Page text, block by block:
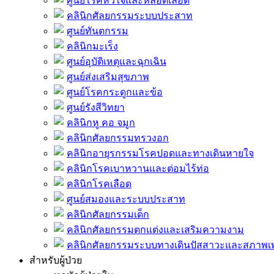
คลินิกศัลยกรรมระบบประสาท
ศูนย์ทันตกรรม
คลินิกมะเร็ง
ศูนย์อุบัติเหตุและฉุกเฉิน
ศูนย์ส่งเสริมสุขภาพ
ศูนย์โรคกระดูกและข้อ
ศูนย์รังสีวิทยา
คลินิกหู คอ จมูก
คลินิกศัลยกรรมทรวงอก
คลินิกอายุรกรรมโรคปอดและทางเดินหายใจ
คลินิกโรคเบาหวานและต่อมไร้ท่อ
คลินิกโรคเลือด
ศูนย์สมองและระบบประสาท
คลินิกศัลยกรรมเด็ก
คลินิกศัลยกรรมตกแต่งและเสริมความงาม
คลินิกศัลยกรรมระบบทางเดินปัสสาวะและสภาพเ
สำหรับผู้ป่วย